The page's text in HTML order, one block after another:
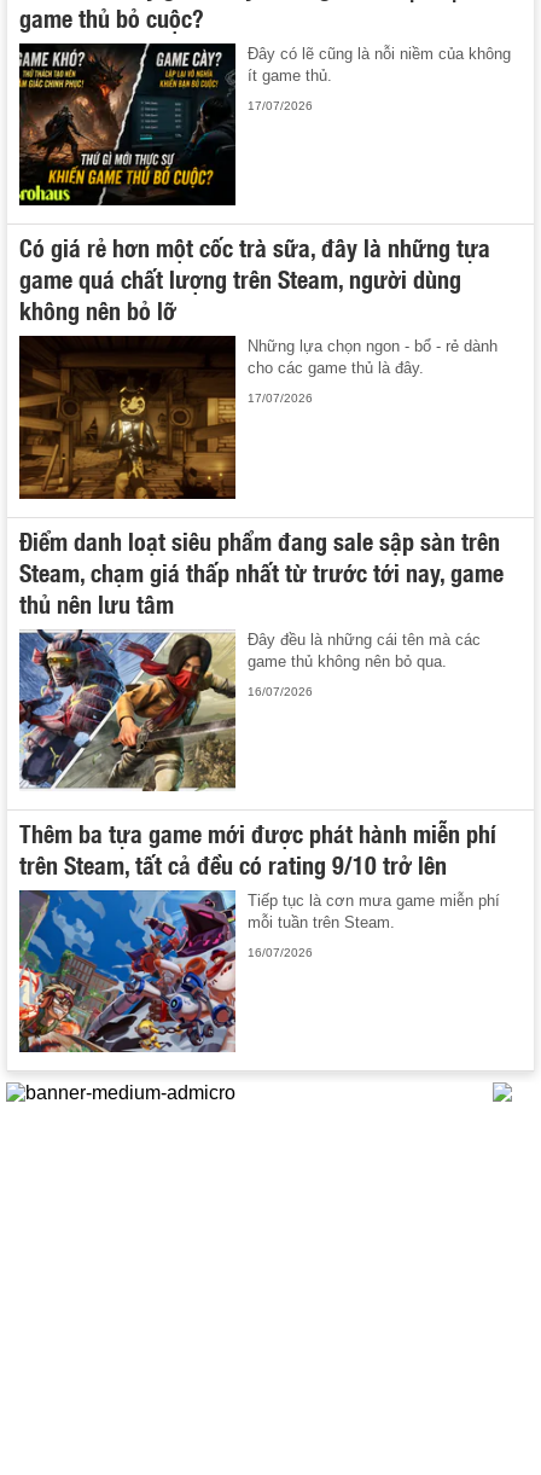
game thủ bỏ cuộc?
Đây có lẽ cũng là nỗi niềm của không
ít game thủ.
17/07/2026
Có giá rẻ hơn một cốc trà sữa, đây là những tựa
game quá chất lượng trên Steam, người dùng
không nên bỏ lỡ
Những lựa chọn ngon - bổ - rẻ dành
cho các game thủ là đây.
17/07/2026
Điểm danh loạt siêu phẩm đang sale sập sàn trên
Steam, chạm giá thấp nhất từ trước tới nay, game
thủ nên lưu tâm
Đây đều là những cái tên mà các
game thủ không nên bỏ qua.
16/07/2026
Thêm ba tựa game mới được phát hành miễn phí
trên Steam, tất cả đều có rating 9/10 trở lên
Tiếp tục là cơn mưa game miễn phí
mỗi tuần trên Steam.
16/07/2026